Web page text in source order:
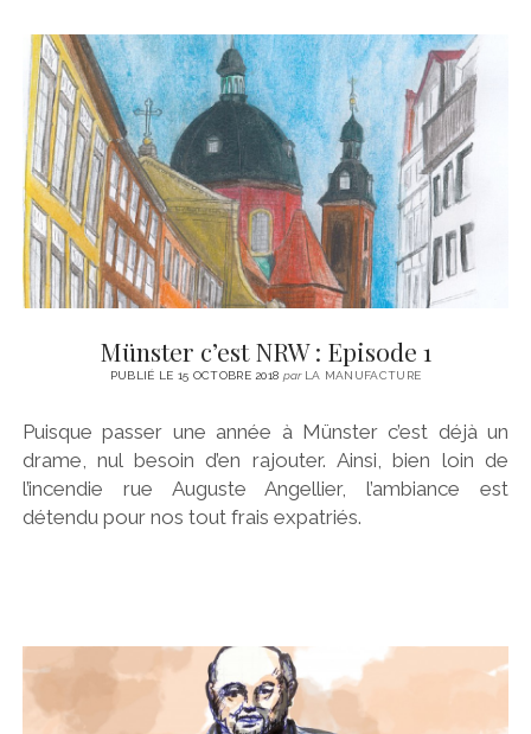
Münster c’est NRW : Episode 1
PUBLIÉ LE 15 OCTOBRE 2018 parLA MANUFACTURE
Puisque passer une année à Münster c’est déjà un
drame, nul besoin d’en rajouter. Ainsi, bien loin de
l’incendie rue Auguste Angellier, l’ambiance est
détendu pour nos tout frais expatriés.